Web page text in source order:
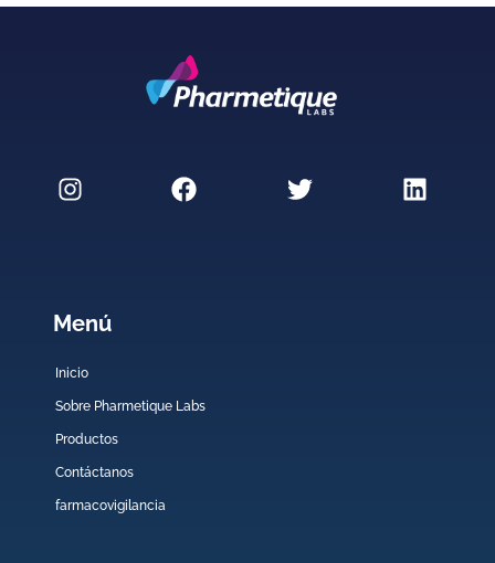
Menú
Inicio
Sobre Pharmetique Labs
Productos
Contáctanos
farmacovigilancia